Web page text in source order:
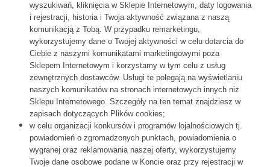
wyszukiwań, kliknięcia w Sklepie Internetowym, daty logowania
i rejestracji, historia i Twoja aktywność związana z naszą
komunikacją z Tobą. W przypadku remarketingu,
wykorzystujemy dane o Twojej aktywności w celu dotarcia do
Ciebie z naszymi komunikatami marketingowymi poza
Sklepem Internetowym i korzystamy w tym celu z usług
zewnętrznych dostawców. Usługi te polegają na wyświetlaniu
naszych komunikatów na stronach internetowych innych niż
Sklepu Internetowego. Szczegóły na ten temat znajdziesz w
zapisach dotyczących Plików cookies;
w celu organizacji konkursów i programów lojalnościowych tj.
powiadomień o zgromadzonych punktach, powiadomienia o
wygranej oraz reklamowania naszej oferty, wykorzystujemy
Twoje dane osobowe podane w Koncie oraz przy rejestracji w